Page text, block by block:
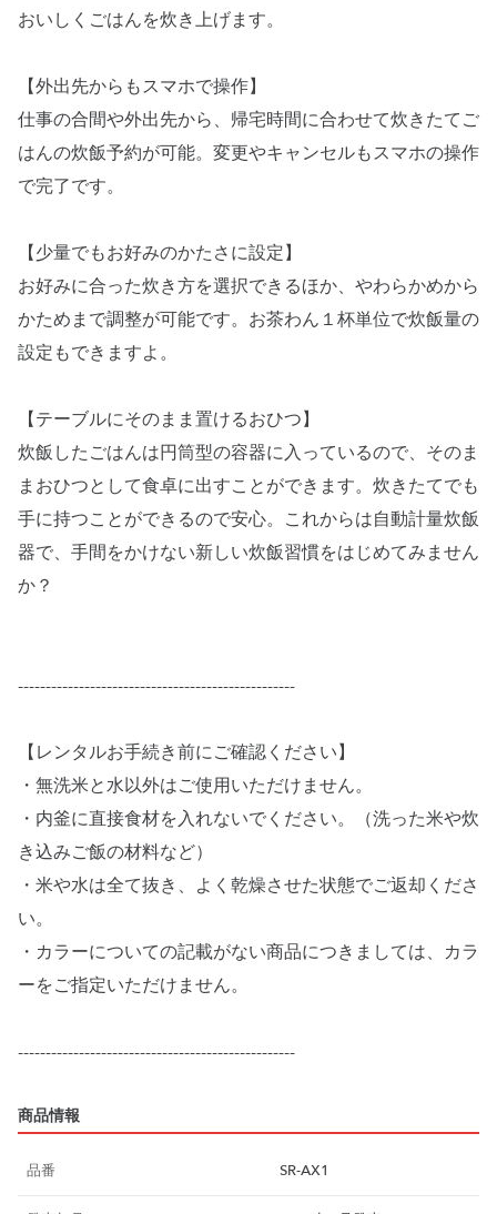
おいしくごはんを炊き上げます。
【外出先からもスマホで操作】
仕事の合間や外出先から、帰宅時間に合わせて炊きたてご
はんの炊飯予約が可能。変更やキャンセルもスマホの操作
で完了です。
【少量でもお好みのかたさに設定】
お好みに合った炊き方を選択できるほか、やわらかめから
かためまで調整が可能です。お茶わん１杯単位で炊飯量の
設定もできますよ。
【テーブルにそのまま置けるおひつ】
炊飯したごはんは円筒型の容器に入っているので、そのま
まおひつとして食卓に出すことができます。炊きたてでも
手に持つことができるので安心。これからは自動計量炊飯
器で、手間をかけない新しい炊飯習慣をはじめてみません
か？
--------------------------------------------------
【レンタルお手続き前にご確認ください】
・無洗米と水以外はご使用いただけません。
・内釜に直接食材を入れないでください。（洗った米や炊
き込みご飯の材料など）
・米や水は全て抜き、よく乾燥させた状態でご返却くださ
い。
・カラーについての記載がない商品につきましては、カラ
ーをご指定いただけません。
商品情報
品番 SR-AX1